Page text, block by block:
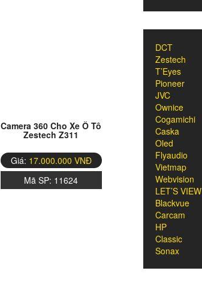
Camera 360 Cho Xe Ô Tô
Zestech Z311
Giá: 17.000.000 VNĐ
Mã SP: 11624
DCT
Zestech
T’Eyes
Pioneer
JVC
Ownice
Cogamichi
Caska
Oled
Flyaudio
Vietmap
Webvision
LET’S VIEW
Blackvue
Carcam
HP
Classic
Sonax